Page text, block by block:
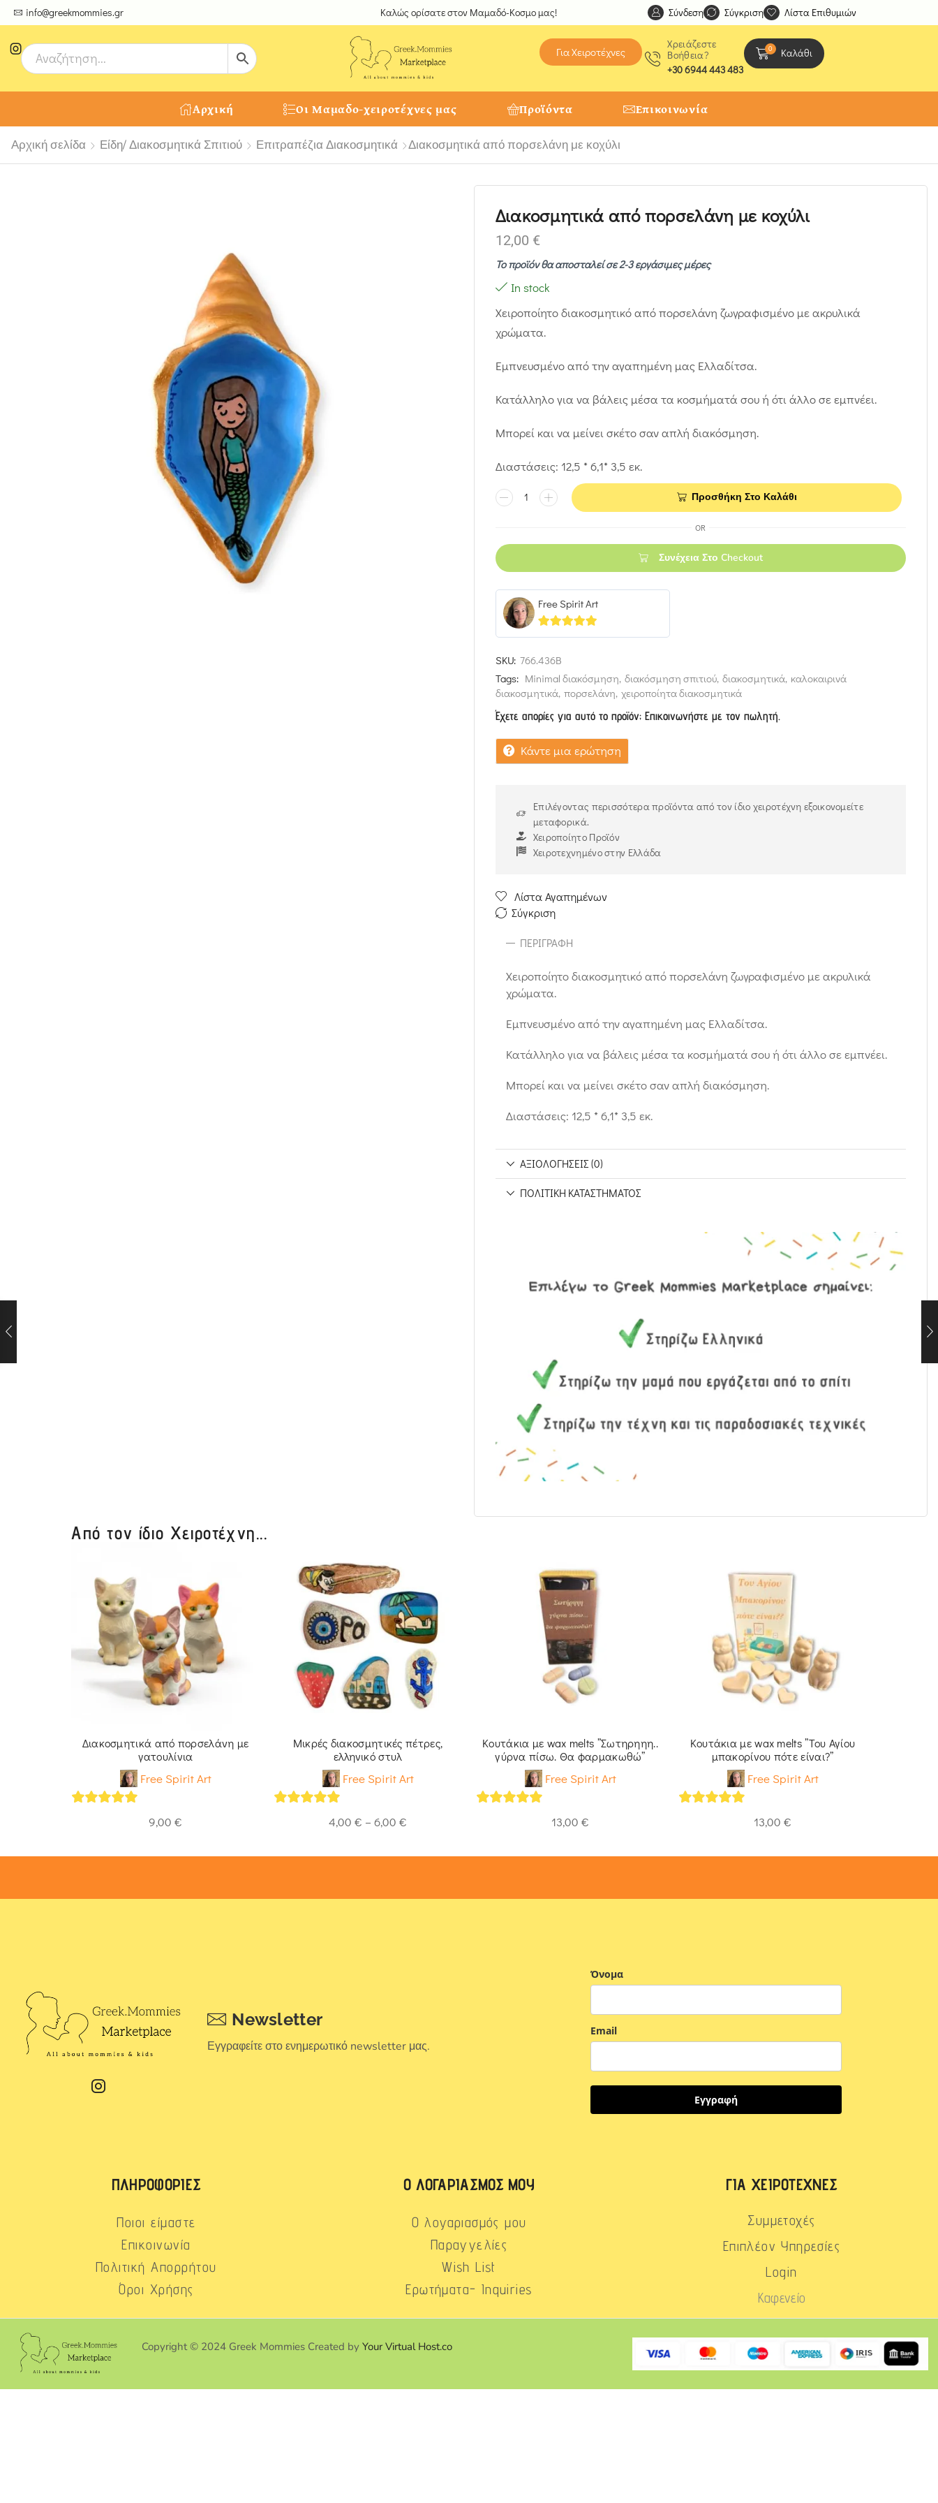
info@greekmommies.gr
μοναδικές δημιουργίες από τους Χειροτέχνες μας! Καλώς ορίσατε στον Μαμαδό-Κοσμο μας! Ανακαλύψτε μοναδικές δημιουργίες από τους
Σύνδεση Σύγκριση Λίστα Επιθυμιών
Για Χειροτέχνες
Χρειάζεστε
Βοήθεια?
+30 6944 443 483
0 Καλάθι
Αρχική Οι Μαμαδο-χειροτέχνες μας Προϊόντα Επικοινωνία
Αρχική σελίδα Είδη/ Διακοσμητικά Σπιτιού Επιτραπέζια Διακοσμητικά Διακοσμητικά από πορσελάνη με κοχύλι
Διακοσμητικά από πορσελάνη με κοχύλι
12,00 €
Το προϊόν θα αποσταλεί σε 2-3 εργάσιμες μέρες
In stock
Χειροποίητο διακοσμητικό από πορσελάνη ζωγραφισμένο με ακρυλικά
χρώματα.
Εμπνευσμένο από την αγαπημένη μας Ελλαδίτσα.
Κατάλληλο για να βάλεις μέσα τα κοσμήματά σου ή ότι άλλο σε εμπνέει.
Μπορεί και να μείνει σκέτο σαν απλή διακόσμηση.
Διαστάσεις: 12,5 * 6,1* 3,5 εκ.
Προσθήκη Στο Καλάθι
OR
Συνέχεια Στο Checkout
Free Spirit Art
5out of 5
SKU: 766.436B
Tags: Minimal διακόσμηση, διακόσμηση σπιτιού, διακοσμητικά, καλοκαιρινά
διακοσμητικά, πορσελάνη, χειροποίητα διακοσμητικά
Έχετε απορίες για αυτό το προϊόν; Επικοινωνήστε με τον πωλητή.
Κάντε μια ερώτηση
Επιλέγοντας περισσότερα προϊόντα από τον ίδιο χειροτέχνη εξοικονομείτε
μεταφορικά.
Χειροποίητο Προϊόν
Χειροτεχνημένο στην Ελλάδα
Λίστα Αγαπημένων
Σύγκριση
ΠΕΡΙΓΡΑΦΉ
Χειροποίητο διακοσμητικό από πορσελάνη ζωγραφισμένο με ακρυλικά
χρώματα.
Εμπνευσμένο από την αγαπημένη μας Ελλαδίτσα.
Κατάλληλο για να βάλεις μέσα τα κοσμήματά σου ή ότι άλλο σε εμπνέει.
Μπορεί και να μείνει σκέτο σαν απλή διακόσμηση.
Διαστάσεις: 12,5 * 6,1* 3,5 εκ.
ΑΞΙΟΛΟΓΉΣΕΙΣ (0)
ΠΟΛΙΤΙΚΉ ΚΑΤΑΣΤΉΜΑΤΟΣ
Από τον ίδιο Χειροτέχνη...
Διακοσμητικά από πορσελάνη με
γατουλίνια
Free Spirit Art
9,00 €
Μικρές διακοσμητικές πέτρες,
ελληνικό στυλ
Free Spirit Art
4,00 € – 6,00 €
Κουτάκια με wax melts ”Σωτηρηηη..
γύρνα πίσω. Θα φαρμακωθώ”
Free Spirit Art
13,00 €
Κουτάκια με wax melts ”Του Αγίου
μπακορίνου πότε είναι?”
Free Spirit Art
13,00 €
Newsletter
Εγγραφείτε στο ενημερωτικό newsletter μας.
Όνομα
Email
Εγγραφή
ΠΛΗΡΟΦΟΡΊΕΣ
Ποιοι είμαστε
Επικοινωνία
Πολιτική Απορρήτου
Όροι Χρήσης
Ο ΛΟΓΑΡΙΑΣΜΌΣ ΜΟΥ
Ο λογαριασμός μου
Παραγγελίες
Wish List
Ερωτήματα- Inquiries
ΓΙΑ ΧΕΙΡΟΤΈΧΝΕΣ
Συμμετοχές
Επιπλέον Υπηρεσίες
Login
Καφενείο
Copyright © 2024 Greek Mommies Created byYour Virtual Host.co